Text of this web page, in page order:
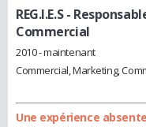
REG.I.E.S-
Commercial
2010 - maintenant
Commercial, Marketing,
Une expérience